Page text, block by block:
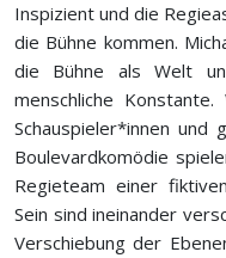
Inspizient und die
die Bühne kommen.
die Bühne als Welt
menschliche
Schauspieler*innen und
Boulevardkomödie
Regieteam einer
Sein sind ineinander
Verschiebung der